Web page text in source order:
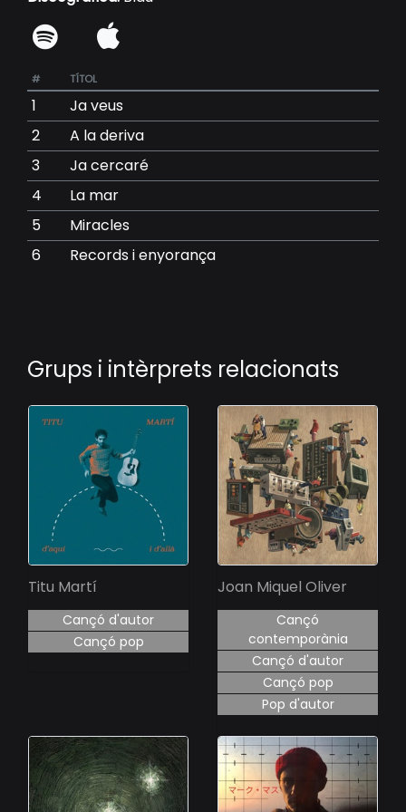
# TÍTOL
1
Ja veus
2
A la deriva
3
Ja cercaré
4
La mar
5
Miracles
6
Records i enyorança
Grups i intèrprets relacionats
Titu Martí
Cançó d'autor
Cançó pop
Joan Miquel Oliver
Cançó
contemporània
Cançó d'autor
Cançó pop
Pop d'autor